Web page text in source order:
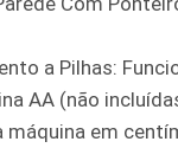
a Pilhas:
AA (não
máquina em